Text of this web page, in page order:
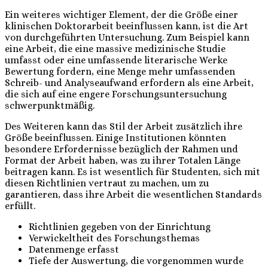
Ein weiteres wichtiger Element, der die Größe einer
klinischen Doktorarbeit beeinflussen kann, ist die Art
von durchgeführten Untersuchung. Zum Beispiel kann
eine Arbeit, die eine massive medizinische Studie
umfasst oder eine umfassende literarische Werke
Bewertung fordern, eine Menge mehr umfassenden
Schreib- und Analyseaufwand erfordern als eine Arbeit,
die sich auf eine engere Forschungsuntersuchung
schwerpunktmäßig.
Des Weiteren kann das Stil der Arbeit zusätzlich ihre
Größe beeinflussen. Einige Institutionen könnten
besondere Erfordernisse bezüglich der Rahmen und
Format der Arbeit haben, was zu ihrer Totalen Länge
beitragen kann. Es ist wesentlich für Studenten, sich mit
diesen Richtlinien vertraut zu machen, um zu
garantieren, dass ihre Arbeit die wesentlichen Standards
erfüllt.
Richtlinien gegeben von der Einrichtung
Verwickeltheit des Forschungsthemas
Datenmenge erfasst
Tiefe der Auswertung, die vorgenommen wurde